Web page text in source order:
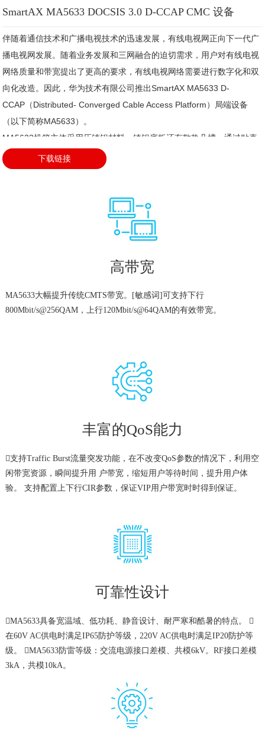
SmartAX MA5633 DOCSIS 3.0 D-CCAP CMC 设备
伴随着通信技术和广播电视技术的迅速发展，有线电视网正向下一代广
播电视网发展。随着业务发展和三网融合的迫切需求，用户对有线电视
网络质量和带宽提出了更高的要求，有线电视网络需要进行数字化和双
向化改造。因此，华为技术有限公司推出SmartAX MA5633 D-
CCAP（Distributed- Converged Cable Access Platform）局端设备
（以下简称MA5633）。
MA5633机箱主体采用压铸铝材料，铸铝底板还有散热凸槽，通过贴壳
实现自然散热。
下载链接
高带宽
MA5633大幅提升传统CMTS带宽。[敏感词]可支持下行
800Mbit/s@256QAM，上行120Mbit/s@64QAM的有效带宽。
丰富的QoS能力
支持Traffic Burst流量突发功能，在不改变QoS参数的情况下，利用空
闲带宽资源，瞬间提升用 户带宽，缩短用户等待时间，提升用户体
验。 支持配置上下行CIR参数，保证VIP用户带宽时时得到保证。
可靠性设计
MA5633具备宽温域、低功耗、静音设计、耐严寒和酷暑的特点。 
在60V AC供电时满足IP65防护等级，220V AC供电时满足IP20防护等
级。 MA5633防雷等级：交流电源接口差模、共模6kV。RF接口差模
3kA，共模10kA。